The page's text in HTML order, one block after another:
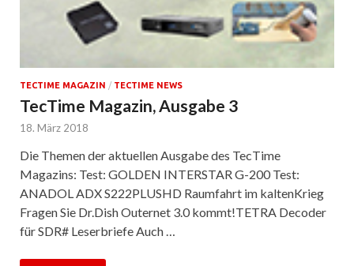
TECTIME MAGAZIN / TECTIME NEWS
TecTime Magazin, Ausgabe 3
18. März 2018
Die Themen der aktuellen Ausgabe des TecTime
Magazins: Test: GOLDEN INTERSTAR G-200 Test:
ANADOL ADX S222PLUSHD Raumfahrt im kaltenKrieg
Fragen Sie Dr.Dish Outernet 3.0 kommt!TETRA Decoder
für SDR# Leserbriefe Auch …